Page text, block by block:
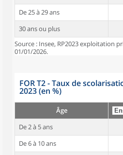
De 25 à 29 ans
30 ans ou plus
Source : Insee, RP2023 exploitation
01/01/2026.
FOR T2 - Taux de
2023 (en %)
Âge
De 2 à 5 ans
De 6 à 10 ans